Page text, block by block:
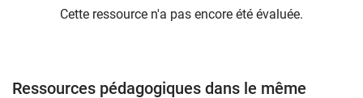
Cette ressource n'a pas encore été évaluée.
Ressources pédagogiques dans le même